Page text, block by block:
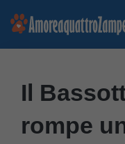
Vai
Il
rompe